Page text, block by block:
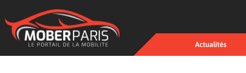
Actualités